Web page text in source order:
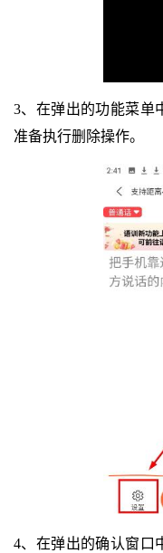
3、在弹出的功能菜单
准备执行删除操作。
4、在弹出的确认窗口